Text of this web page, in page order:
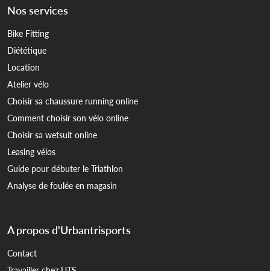
Nos services
Bike Fitting
Diététique
Location
Atelier vélo
Choisir sa chaussure running online
Comment choisir son vélo online
Choisir sa wetsuit online
Leasing vélos
Guide pour débuter le Triathlon
Analyse de foulée en magasin
A propos d'Urbantrisports
Contact